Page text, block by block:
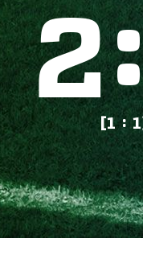

[1 :